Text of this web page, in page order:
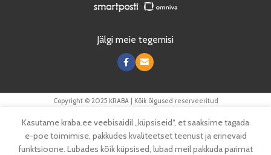
Jälgi meie tegemisi
Copyright © 2025 KRABA | Kõik õigused reserveeritud
Kasutame kraba.ee veebisaidil „küpsiseid“, et saaksime tagada
e-poe toimimise, pakkudes kvaliteetset teenust ja erinevaid
funktsioone. Lubades kõik küpsised, lubad meil pakkuda parimat